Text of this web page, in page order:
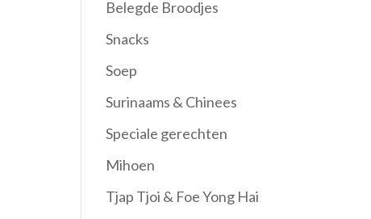
Belegde Broodjes
Snacks
Soep
Surinaams & Chinees
Speciale gerechten
Mihoen
Tjap Tjoi & Foe Yong Hai